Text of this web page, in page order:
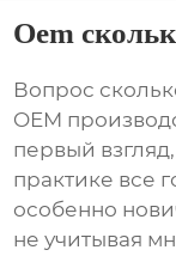
Oem
Вопрос
OEM
первый
практике все
особенно
не учитывая